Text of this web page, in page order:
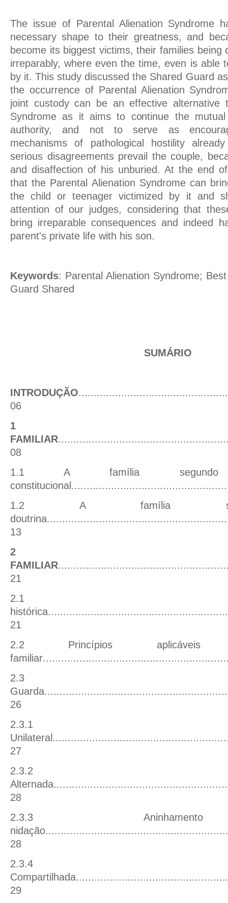
The issue of Parental Alienation Syndrome
necessary shape to their greatness, and
become its biggest victims, their families being
irreparably, where even the time, even is able
by it. This study discussed the Shared Guard
the occurrence of Parental Alienation
joint custody can be an effective alternative
Syndrome as it aims to continue the
authority, and not to serve as
mechanisms of pathological hostility
serious disagreements prevail the couple,
and disaffection of his unburied. At the end
that the Parental Alienation Syndrome can
the child or teenager victimized by it and
attention of our judges, considering that
bring irreparable consequences and indeed
parent's private life with his son.
Keywords: Parental Alienation Syndrome;
Guard Shared
SUMÁRIO
INTRODUÇÃO
06
1
FAMILIAR
08
1.1 A família
constitucional
1.2 A família
doutrina
13
2
FAMILIAR
21
2.1
histórica
21
2.2 Princípios
familiar
2.3
Guarda
26
2.3.1
Unilateral
27
2.3.2
Alternada
28
2.3.3
nidação
28
2.3.4
Compartilhada
29